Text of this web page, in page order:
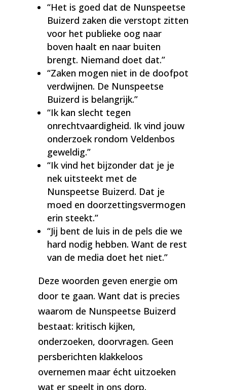
“Het is goed dat de Nunspeetse
Buizerd zaken die verstopt zitten
voor het publieke oog naar
boven haalt en naar buiten
brengt. Niemand doet dat.”
“Zaken mogen niet in de doofpot
verdwijnen. De Nunspeetse
Buizerd is belangrijk.”
“Ik kan slecht tegen
onrechtvaardigheid. Ik vind jouw
onderzoek rondom Veldenbos
geweldig.”
“Ik vind het bijzonder dat je je
nek uitsteekt met de
Nunspeetse Buizerd. Dat je
moed en doorzettingsvermogen
erin steekt.”
“Jij bent de luis in de pels die we
hard nodig hebben. Want de rest
van de media doet het niet.”
Deze woorden geven energie om
door te gaan. Want dat is precies
waarom de Nunspeetse Buizerd
bestaat: kritisch kijken,
onderzoeken, doorvragen. Geen
persberichten klakkeloos
overnemen maar écht uitzoeken
wat er speelt in ons dorp.